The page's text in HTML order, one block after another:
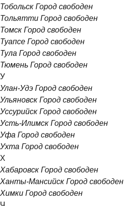
Тобольск Город свободен
Тольятти Город свободен
Томск Город свободен
Туапсе Город свободен
Тула Город свободен
Тюмень Город свободен
У
Улан-Удэ Город свободен
Ульяновск Город свободен
Уссурийск Город свободен
Усть-Илимск Город свободен
Уфа Город свободен
Ухта Город свободен
Х
Хабаровск Город свободен
Ханты-Мансийск Город свободен
Химки Город свободен